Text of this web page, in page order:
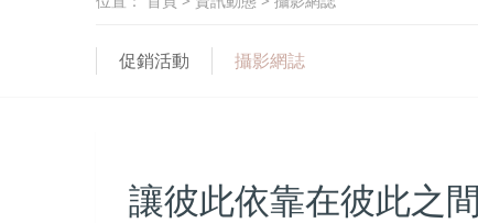
促銷活動 攝影網誌
讓彼此依靠在彼此之間